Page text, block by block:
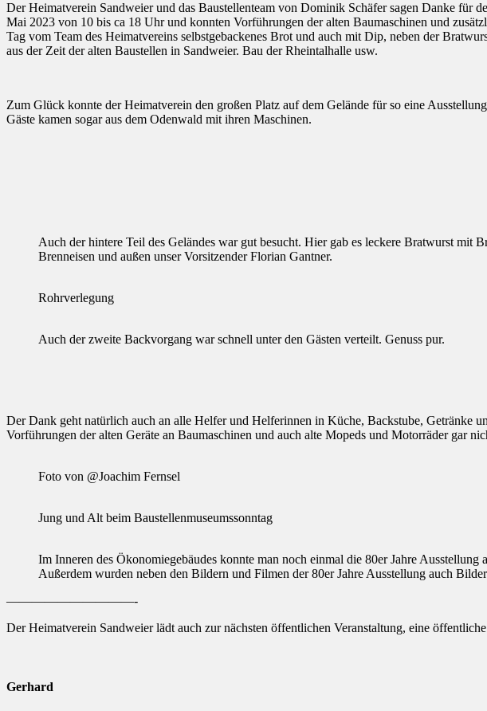
Der Heimatverein Sandweier und das Baustellenteam von Dominik Schäfer sagen Danke für
Mai 2023 von 10 bis ca 18 Uhr und konnten Vorführungen der alten Baumaschinen und
Tag vom Team des Heimatvereins selbstgebackenes Brot und auch mit Dip, neben der
aus der Zeit der alten Baustellen in Sandweier. Bau der Rheintalhalle usw.
Zum Glück konnte der Heimatverein den großen Platz auf dem Gelände für so eine
Gäste kamen sogar aus dem Odenwald mit ihren Maschinen.
Auch der hintere Teil des Geländes war gut besucht. Hier gab es leckere Bratwurst
Brenneisen und außen unser Vorsitzender Florian Gantner.
Rohrverlegung
Auch der zweite Backvorgang war schnell unter den Gästen verteilt. Genuss pur.
Der Dank geht natürlich auch an alle Helfer und Helferinnen in Küche, Backstube, Getränke
Vorführungen der alten Geräte an Baumaschinen und auch alte Mopeds und Motorräder gar
Foto von @Joachim Fernsel
Jung und Alt beim Baustellenmuseumssonntag
Im Inneren des Ökonomiegebäudes konnte man noch einmal die 80er Jahre Ausstellung
Außerdem wurden neben den Bildern und Filmen der 80er Jahre Ausstellung auch
——————————-
Der Heimatverein Sandweier lädt auch zur nächsten öffentlichen Veranstaltung, eine
Gerhard